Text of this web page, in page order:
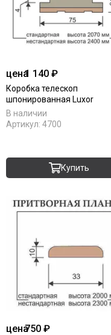
ПЭТ
цена1 140 ₽
Коробка телескоп
шпонированная Luxor
В наличии
Артикул: 4700
Купить
цена750 ₽